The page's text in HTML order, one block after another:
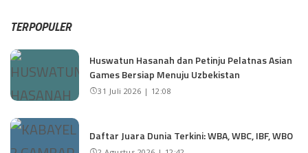
TERPOPULER
Huswatun Hasanah dan Petinju Pelatnas Asian
Games Bersiap Menuju Uzbekistan
31 Juli 2026 | 12:08
Daftar Juara Dunia Terkini: WBA, WBC, IBF, WBO